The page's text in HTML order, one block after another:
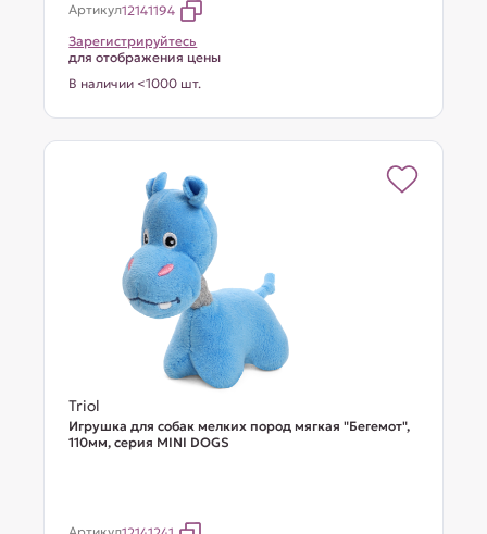
Артикул12141194
Зарегистрируйтесь
для отображения цены
В наличии <1000 шт.
Triol
Игрушка для собак мелких пород мягкая "Бегемот",
110мм, серия MINI DOGS